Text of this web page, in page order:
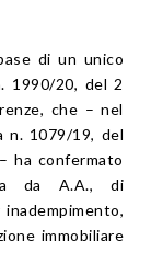
di un unico
1990/20, del 2
che – nel
n. 1079/19, del
ha confermato
da A.A., di
immobiliare